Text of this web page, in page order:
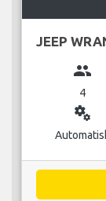
JEEP
group
4
miscellaneous_services